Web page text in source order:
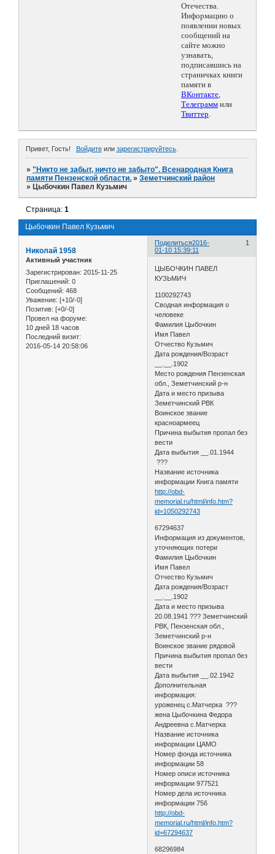
Отечества.
Информацию о
появлении новых
сообщений на
сайте можно
узнавать,
подписавшись на
страничках книги
памяти в
ВКонтакте,
Телеграмм или
Твиттер.
Привет, Гость! Войдитеили зарегистрируйтесь.
»"Никто не забыт, ничто не забыто". Всенародная Книга
памяти Пензенской области. »Земетчинский район
» Цыбочкин Павел Кузьмич
Цыбочкин Павел Кузьмич
Страница:1
Поделиться 1
2016-
01-10 15:39:11
Николай 1958
Активный участник
Зарегистрирован: 2015-11-25
Приглашений: 0
Сообщений: 468
Уважение: [+10/-0]
Позитив: [+0/-0]
Провел на форуме:
10 дней 18 часов
Последний визит:
2016-05-14 20:58:06
ЦЫБОЧКИН ПАВЕЛ
КУЗЬМИЧ
1100292743
Сводная информация о
человеке
Фамилия Цыбочкин
Имя Павел
Отчество Кузьмич
Дата рождения/Возраст
__.__.1902
Место рождения Пензенская
обл., Земетчинский р-н
Дата и место призыва
Земетчинский РВК
Воинское звание
красноармеец
Причина выбытия пропал без
вести
Дата выбытия __.01.1944
???
Название источника
информации Книга памяти
http://obd-
memorial.ru/html/info.htm?
id=1050292743
67294637
Информация из документов,
уточняющих потери
Фамилия Цыбочкин
Имя Павел
Отчество Кузьмич
Дата рождения/Возраст
__.__.1902
Дата и место призыва
20.08.1941 ??? Земетчинский
РВК, Пензенская обл.,
Земетчинский р-н
Воинское звание рядовой
Причина выбытия пропал без
вести
Дата выбытия __.02.1942
Дополнительная
информация:
уроженец с.Матчерка ???
жена Цыбочкина Федора
Андреевна с.Матчерка
Название источника
информации ЦАМО
Номер фонда источника
информации 58
Номер описи источника
информации 977521
Номер дела источника
информации 756
http://obd-
memorial.ru/html/info.htm?
id=67294637
68296984